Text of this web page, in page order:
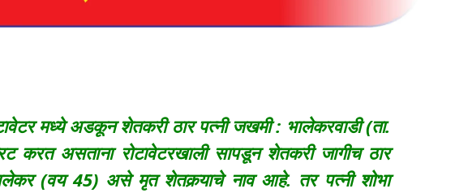
मध्ये अडकून शेतकरी ठार पत्नी जखमी : भालेकरवाडी (ता.
करत असताना रोटावेटरखाली सापडून शेतकरी जागीच ठार
(वय 45) असे मृत शेतकर्‍याचे नाव आहे. तर पत्नी शोभा